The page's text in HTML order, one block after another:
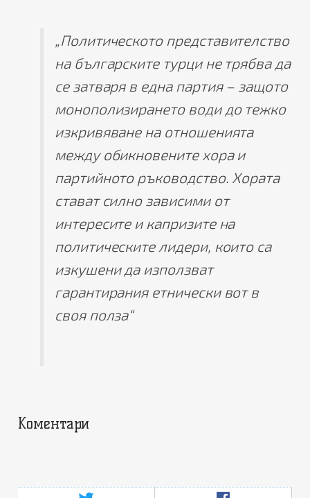
„Политическото представителство
на българските турци не трябва да
се затваря в една партия – защото
монополизирането води до тежко
изкривяване на отношенията
между обикновените хора и
партийното ръководство. Хората
стават силно зависими от
интересите и капризите на
политическите лидери, които са
изкушени да използват
гарантирания етнически вот в
своя полза“
Коментари